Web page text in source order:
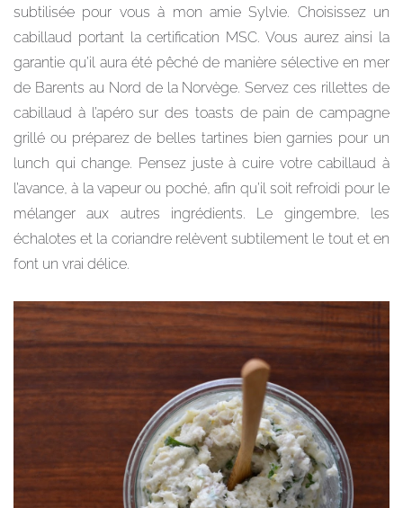
subtilisée pour vous à mon amie Sylvie. Choisissez un
cabillaud portant la certification MSC. Vous aurez ainsi la
garantie qu’il aura été pêché de manière sélective en mer
de Barents au Nord de la Norvège. Servez ces rillettes de
cabillaud à l’apéro sur des toasts de pain de campagne
grillé ou préparez de belles tartines bien garnies pour un
lunch qui change. Pensez juste à cuire votre cabillaud à
l’avance, à la vapeur ou poché, afin qu’il soit refroidi pour le
mélanger aux autres ingrédients. Le gingembre, les
échalotes et la coriandre relèvent subtilement le tout et en
font un vrai délice.